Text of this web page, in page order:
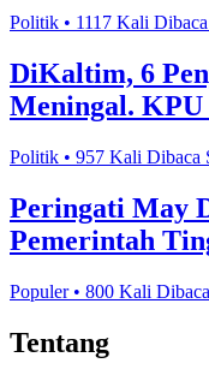
Politik • 1117 Kali
DiKaltim, 6
Meningal. KPU
Politik • 957 Kali Dibaca
Peringati May
Pemerintah
Populer • 800 Kali
Tentang